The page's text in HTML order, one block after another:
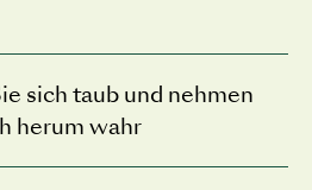
sich taub und nehmen
herum wahr